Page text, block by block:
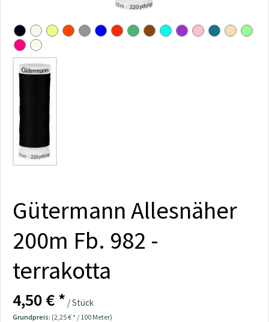
Gütermann Allesnäher
200m Fb. 982 -
terrakotta
4,50 € * / Stück
Grundpreis: (2,25 € * / 100 Meter)